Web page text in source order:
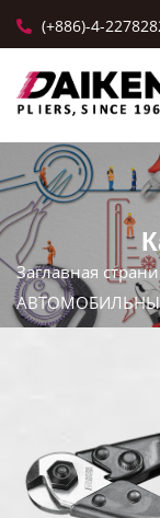
(+886)-4-
Заглавная